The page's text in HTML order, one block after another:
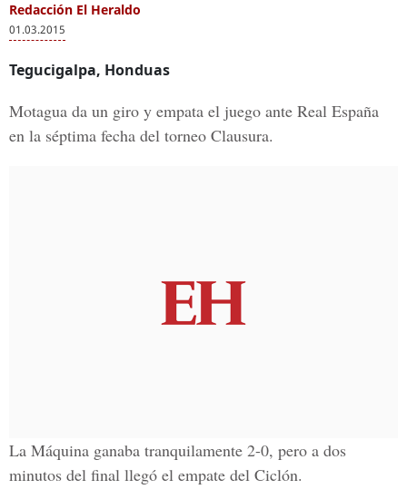
Redacción El Heraldo
01.03.2015
Tegucigalpa, Honduas
Motagua da un giro y empata el juego ante Real España
en la séptima fecha del torneo Clausura.
La Máquina ganaba tranquilamente 2-0, pero a dos
minutos del final llegó el empate del Ciclón.